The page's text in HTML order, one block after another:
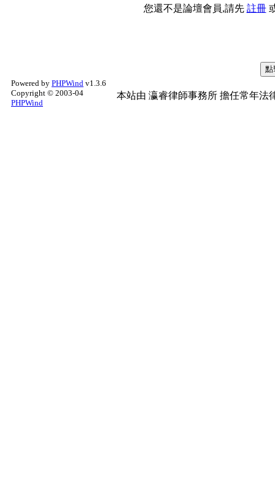
您還不是論壇會員,請先 註冊
Powered by PHPWind v1.3.6
Copyright © 2003-04
PHPWind
本站由 瀛睿律師事務所 擔任常年法